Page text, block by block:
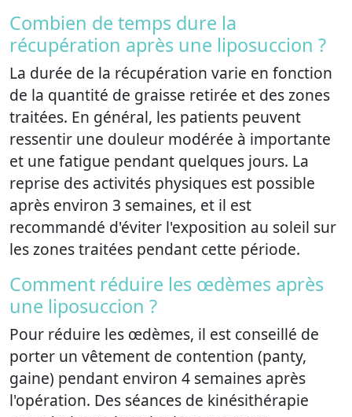
Combien de temps dure la
récupération après une liposuccion ?
La durée de la récupération varie en fonction
de la quantité de graisse retirée et des zones
traitées. En général, les patients peuvent
ressentir une douleur modérée à importante
et une fatigue pendant quelques jours. La
reprise des activités physiques est possible
après environ 3 semaines, et il est
recommandé d'éviter l'exposition au soleil sur
les zones traitées pendant cette période.
Comment réduire les œdèmes après
une liposuccion ?
Pour réduire les œdèmes, il est conseillé de
porter un vêtement de contention (panty,
gaine) pendant environ 4 semaines après
l'opération. Des séances de kinésithérapie